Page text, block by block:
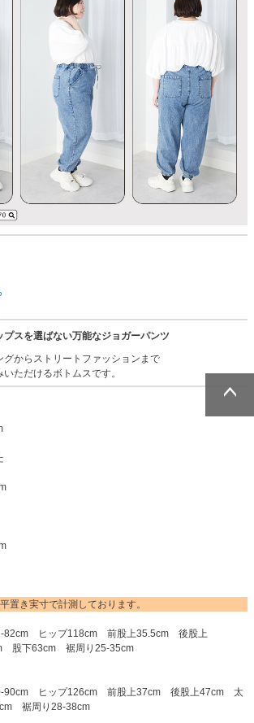
スを選ばない万能なジョガーパンツ
グからストリートファッションまで
ただけるボトムスです。
き実寸で計測しております。
82cm ヒップ118cm 前股上35.5cm 後股上
股下63cm 裾周り25-35cm
90cm ヒップ126cm 前股上37cm 後股上47cm 太
裾周り28-38cm